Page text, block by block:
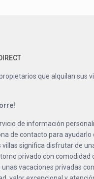
que alquilan sus
de información
de contacto para ayudarlo
significa disfrutar de
privado con comodidad
vacaciones privadas